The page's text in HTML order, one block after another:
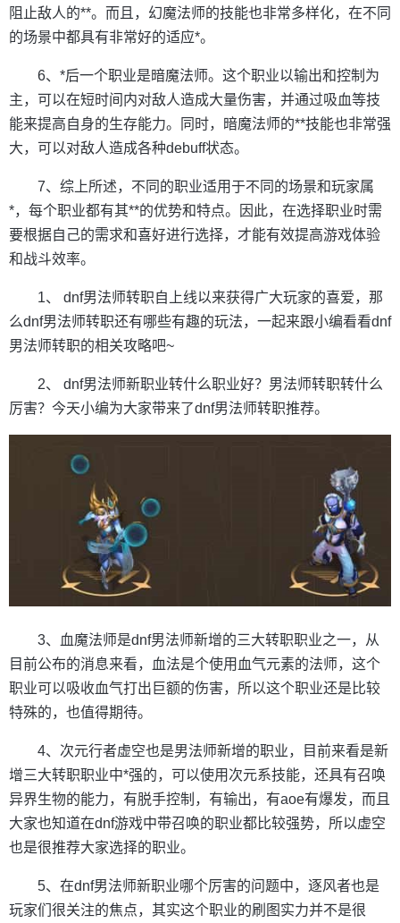
阻止敌人的**。而且，幻魔法师的技能也非常多样化，在不同
的场景中都具有非常好的适应*。
6、*后一个职业是暗魔法师。这个职业以输出和控制为
主，可以在短时间内对敌人造成大量伤害，并通过吸血等技
能来提高自身的生存能力。同时，暗魔法师的**技能也非常强
大，可以对敌人造成各种debuff状态。
7、综上所述，不同的职业适用于不同的场景和玩家属
*，每个职业都有其**的优势和特点。因此，在选择职业时需
要根据自己的需求和喜好进行选择，才能有效提高游戏体验
和战斗效率。
1、 dnf男法师转职自上线以来获得广大玩家的喜爱，那
么dnf男法师转职还有哪些有趣的玩法，一起来跟小编看看dnf
男法师转职的相关攻略吧~
2、 dnf男法师新职业转什么职业好？男法师转职转什么
厉害？今天小编为大家带来了dnf男法师转职推荐。
3、血魔法师是dnf男法师新增的三大转职职业之一，从
目前公布的消息来看，血法是个使用血气元素的法师，这个
职业可以吸收血气打出巨额的伤害，所以这个职业还是比较
特殊的，也值得期待。
4、次元行者虚空也是男法师新增的职业，目前来看是新
增三大转职职业中*强的，可以使用次元系技能，还具有召唤
异界生物的能力，有脱手控制，有输出，有aoe有爆发，而且
大家也知道在dnf游戏中带召唤的职业都比较强势，所以虚空
也是很推荐大家选择的职业。
5、在dnf男法师新职业哪个厉害的问题中，逐风者也是
玩家们很关注的焦点，其实这个职业的刷图实力并不是很